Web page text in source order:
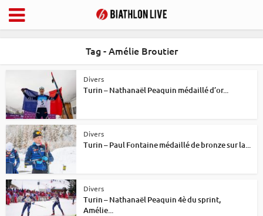
Tag - Amélie Broutier
Divers
Turin – Nathanaël Peaquin médaillé d’or...
Divers
Turin – Paul Fontaine médaillé de bronze sur la...
Divers
Turin – Nathanaël Peaquin 4è du sprint,
Amélie...